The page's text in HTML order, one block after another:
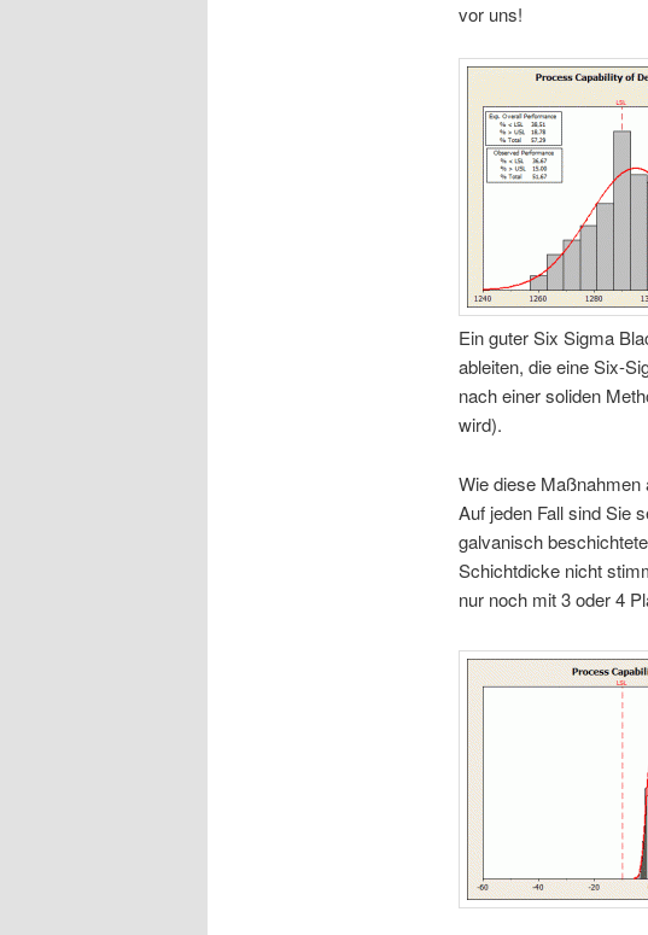
vor uns!
Ein guter Six Sigma
ableiten, die eine Six-
nach einer soliden
wird).
Wie diese
Auf jeden Fall sind Sie
galvanisch
Schichtdicke nicht
nur noch mit 3 oder 4